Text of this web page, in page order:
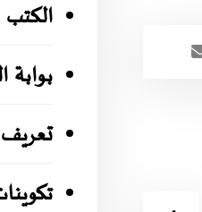
الكتب
بوابة
تعريف